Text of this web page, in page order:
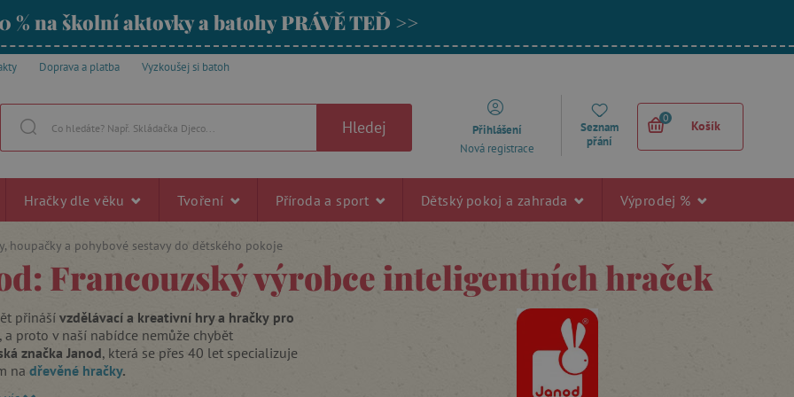
% na školní aktovky a batohy PRÁVĚ TEĎ >>
Doprava a platba Vyzkoušej si batoh
Hledej
Přihlášení
Nová registrace
Seznam
přání
0
Košík
Hračky dle věku Tvoření Příroda a sport Dětský pokoj a zahrada Výprodej %
houpačky a pohybové sestavy do dětského pokoje
Francouzský výrobce inteligentních hraček
přináší vzdělávací a kreativní hry a hračky pro
, a proto v naší nabídce nemůže chybět
značka Janod, která se přes 40 let specializuje
na dřevěné hračky.